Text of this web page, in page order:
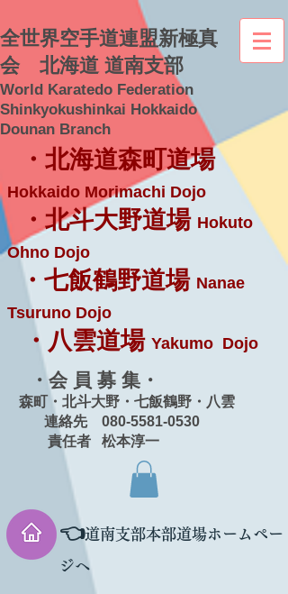
全世界空手道連盟新極真
会 北海道 道南支部
World Karatedo Federation
Shinkyokushinkai Hokkaido
Dounan Branch
・北海道森町道場
Hokkaido Morimachi Dojo
・北斗大野道場 Hokuto
Ohno Dojo
・七飯鶴野道場 Nanae
Tsuruno Dojo
・八雲道場 Yakumo Dojo
・会 員 募 集・
森町・北斗大野・七飯鶴野・八雲
連絡先 080-5581-0530
責任者 松本淳一
👈道南支部本部道場ホームペー
ジへ